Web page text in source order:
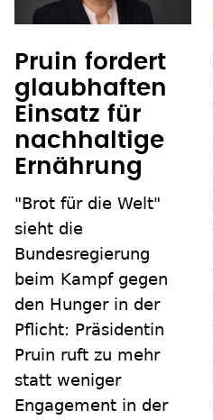
Pruin fordert
glaubhaften
Einsatz für
nachhaltige
Ernährung
"Brot für die Welt"
sieht die
Bundesregierung
beim Kampf gegen
den Hunger in der
Pflicht: Präsidentin
Pruin ruft zu mehr
statt weniger
Engagement in der